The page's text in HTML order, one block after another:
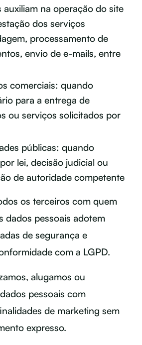
auxiliam na operação do site
dos serviços
processamento de
envio de e-mails, entre
comerciais: quando
para a entrega de
ou serviços solicitados por
públicas: quando
lei, decisão judicial ou
de autoridade competente
os terceiros com quem
dados pessoais adotem
de segurança e
com a LGPD.
alugamos ou
pessoais com
de marketing sem
expresso.